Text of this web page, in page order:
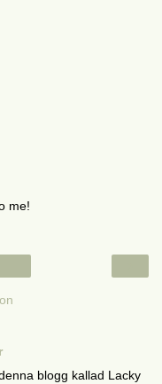
me!
blogg kallad Lacky